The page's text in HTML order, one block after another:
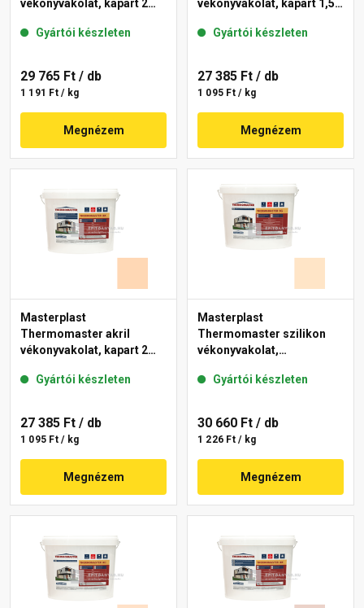
vékonyvakolat, kapart 2
Gyártói készleten
29 765 Ft / db
1 191 Ft / kg
Megnézem
vékonyvakolat, kapart 1,5
Gyártói készleten
27 385 Ft / db
1 095 Ft / kg
Megnézem
Masterplast
Thermomaster akril
vékonyvakolat, kapart 2
Gyártói készleten
27 385 Ft / db
1 095 Ft / kg
Megnézem
Masterplast
Thermomaster szilikon
vékonyvakolat,
03-E 25 kg
Gyártói készleten
30 660 Ft / db
1 226 Ft / kg
Megnézem